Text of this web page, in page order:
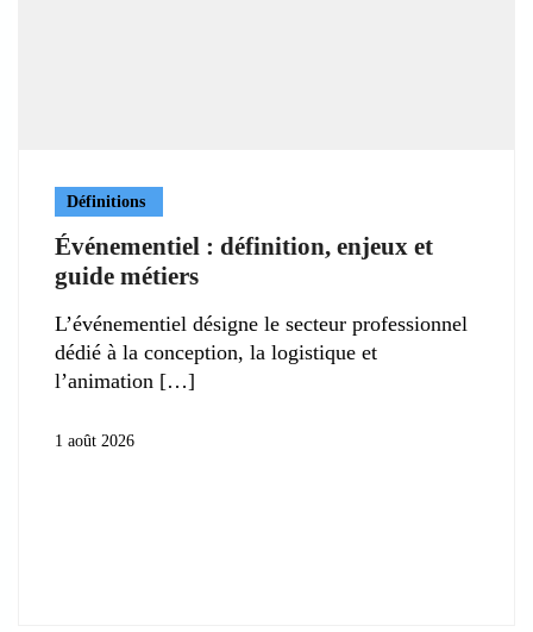
Définitions
Événementiel : définition, enjeux et
guide métiers
L’événementiel désigne le secteur professionnel
dédié à la conception, la logistique et
l’animation
1 août 2026